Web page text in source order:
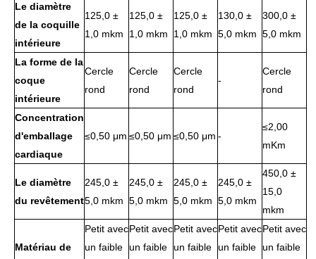
Le diamètre
de la coquille
intérieure
125,0 ±
1,0 mkm
125,0 ±
1,0 mkm
125,0 ±
1,0 mkm
130,0 ±
5,0 mkm
300,0 ±
5,0 mkm
La forme de la
coque
intérieure
Cercle
rond
Cercle
rond
Cercle
rond
-
Cercle
rond
Concentration
d'emballage
cardiaque
≤0,50 μm ≤0,50 μm ≤0,50 μm -
≤2,00
mKm
Le diamètre
du revêtement
245,0 ±
5,0 mkm
245,0 ±
5,0 mkm
245,0 ±
5,0 mkm
245,0 ±
5,0 mkm
450,0 ±
15,0
mkm
Matériau de
Petit avec
un faible
Petit avec
un faible
Petit avec
un faible
Petit avec
un faible
Petit avec
un faible